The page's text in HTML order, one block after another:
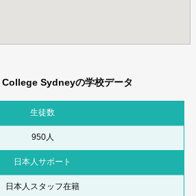
Sydneyの学校データ
生徒数
950人
日本人サポート
日本人スタッフ在籍